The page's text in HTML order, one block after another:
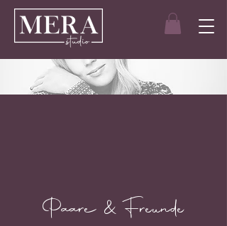
Paare & Freunde